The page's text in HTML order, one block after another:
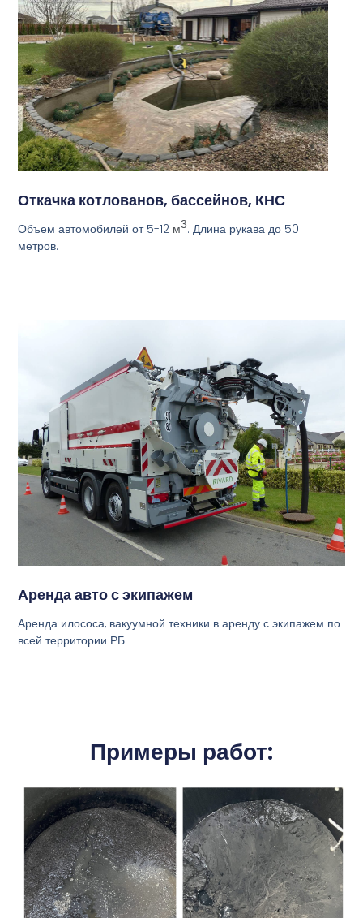
Откачка котлованов, бассейнов, КНС
Объем автомобилей от 5-12 м3. Длина рукава до 50
метров.
Аренда авто с экипажем
Аренда илососа, вакуумной техники в аренду с экипажем по
всей территории РБ.
Примеры работ: